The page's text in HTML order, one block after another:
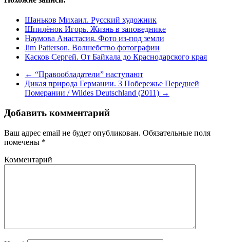
Шаньков Михаил. Русский художник
Шпилёнок Игорь. Жизнь в заповеднике
Наумова Анастасия. Фото из-под земли
Jim Patterson. Волшебство фотографии
Касков Сергей. От Байкала до Краснодарского края
← “Правообладатели” наступают
Дикая природа Германии. 3 Побережье Передней
Померании / Wildes Deutschland (2011) →
Добавить комментарий
Ваш адрес email не будет опубликован. Обязательные поля
помечены *
Комментарий